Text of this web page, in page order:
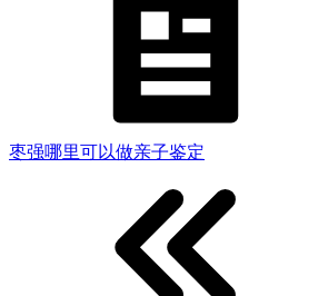
枣强哪里可以做亲子鉴定